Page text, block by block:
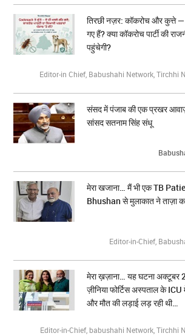
तिरछी नज़र: कॉकरोच और कुत्ते —
गए हैं? क्या कॉकरोच पार्टी की
पहुंचेगी?
Editor-in Chief, Babushahi Network, Tirchhi
संसद में पंजाब की एक प्रखर
सांसद सतनाम सिंह संधू
मेरा खजाना… मैं भी एक TB
Bhushan से मुलाकात ने ताज़ा कर
Editor-in-Chief,
मेरा ख़ज़ाना… यह घटना अक्टूबर
ज़ीनिया फोर्टिस अस्पताल के ICU
और मौत की लड़ाई लड़ रही थी…
Editor-in-Chief, babushahi Network, Tirchhi